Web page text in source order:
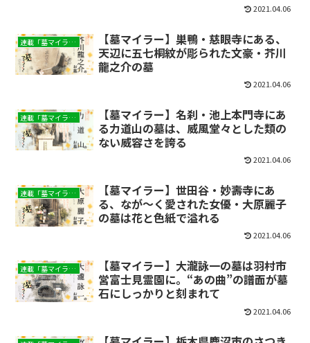
2021.04.06
連載「墓マイラー」
【墓マイラー】巣鴨・慈眼寺にある、
天辺に五七桐紋が彫られた文豪・芥川
龍之介の墓
2021.04.06
連載「墓マイラー」
【墓マイラー】名刹・池上本門寺にあ
る力道山の墓は、威風堂々とした類の
ない威容さを誇る
2021.04.06
連載「墓マイラー」
【墓マイラー】世田谷・妙壽寺にあ
る、なが～く愛された女優・大原麗子
の墓は花と色紙で溢れる
2021.04.06
連載「墓マイラー」
【墓マイラー】大瀧詠一の墓は羽村市
営富士見霊園に。“あの曲”の譜面が墓
石にしっかりと刻まれて
2021.04.06